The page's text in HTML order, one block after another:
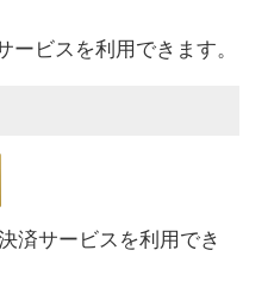
ービスを利用できます。
済サービスを利用でき